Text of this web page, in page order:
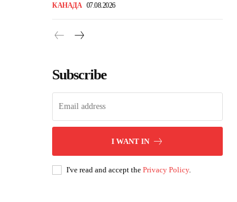
КАНАДА 07.08.2026
Subscribe
I WANT IN
I've read and accept the Privacy Policy.